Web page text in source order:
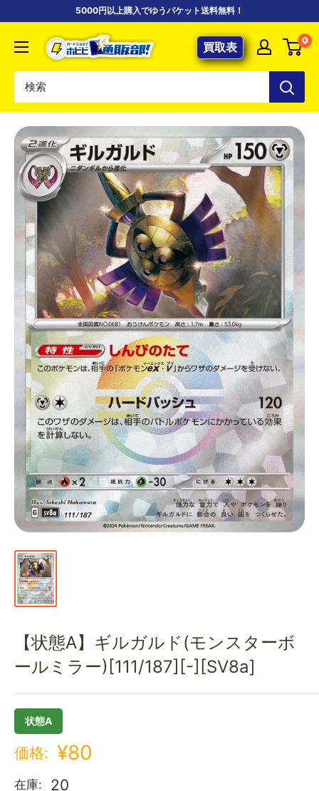
5000円以上購入でゆうパケット送料無料！
【ポ
ケ
専
門
カ
ー
ド
ョ
ッ
プ
ビ
通
販
部
買取表 0
【状態A】ギルガルド(モンスターボ
ールミラー)[111/187][-][SV8a]
状態A
価格: ¥80
在庫: 20